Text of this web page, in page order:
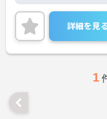
なので、通勤が苦にな
ご興味のある方には、
に詳細をお話しいたし
さい！
詳細を見
1